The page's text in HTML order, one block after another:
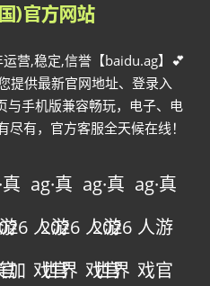
营,稳定,信誉【baidu.ag】💕
提供最新官网地址、登录入
与手机版兼容畅玩，电子、电
有，官方客服全天候在线！
真 ag·真
人游
戏官
ag·真
人游
戏官
ag·真
人游
戏官
加
2026
世界
2026
世界